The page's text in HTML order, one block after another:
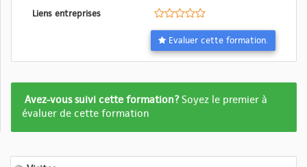
Liens entreprises
Evaluer cette formation.
Formation
pas
Avez-vous suivi cette formation?Soyez le premier à
évaluer de cette formation